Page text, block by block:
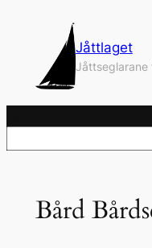
Jåttlaget
Jåttseglarane
Bård